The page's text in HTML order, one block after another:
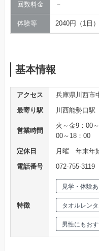
回数料金 －
体験等 2040円（1日）
基本情報
アクセス
兵庫県川西市
最寄り駅
川西能勢口
営業時間
火～金9：00
00～18：00
定休日
月曜 年末年
電話番号
072-755-3119
特徴
見学・体験あ
タオルレン
男性にもお